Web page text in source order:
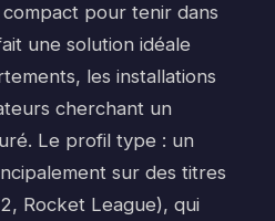
pour tenir dans
une solution idéale
les installations
cherchant un
Le profil type : un
sur des titres
Rocket League), qui